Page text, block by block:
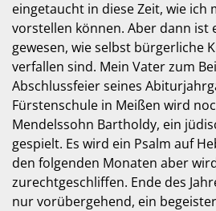
eingetaucht in diese Zeit, wie ich
vorstellen können. Aber dann ist
gewesen, wie selbst bürgerliche
verfallen sind. Mein Vater zum
Abschlussfeier seines
Fürstenschule in Meißen wird
Mendelssohn Bartholdy, ein
gespielt. Es wird ein Psalm auf
den folgenden Monaten aber
zurechtgeschliffen. Ende des
nur vorübergehend, ein